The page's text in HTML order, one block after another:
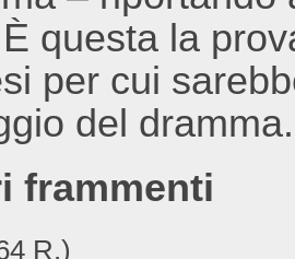
questa la
per cui
del dramma.
frammenti
R.)